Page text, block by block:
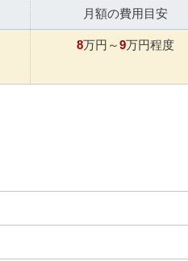
月額の費用目安
8万円～9万円程度